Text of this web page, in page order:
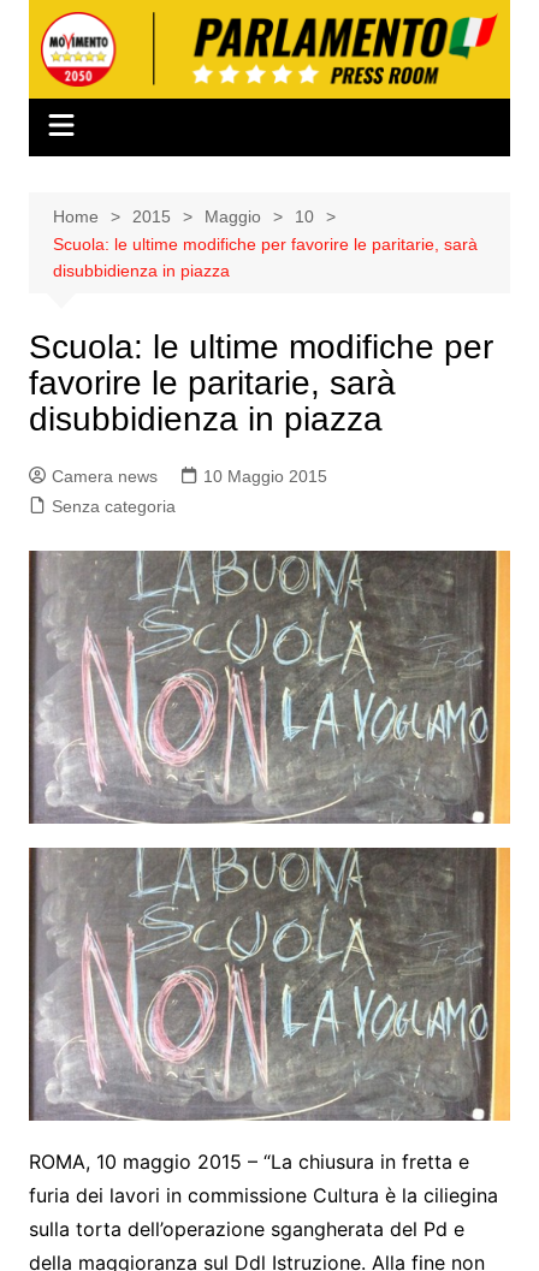
contenuto
Home 2015 Maggio
10
Scuola: le ultime modifiche per favorire le paritarie, sarà
disubbidienza in piazza
Scuola: le ultime modifiche per
favorire le paritarie, sarà
disubbidienza in piazza
Camera news
10 Maggio 2015
Senza categoria
ROMA, 10 maggio 2015 – “La chiusura in fretta e
furia dei lavori in commissione Cultura è la ciliegina
sulla torta dell’operazione sgangherata del Pd e
della maggioranza sul Ddl Istruzione. Alla fine non